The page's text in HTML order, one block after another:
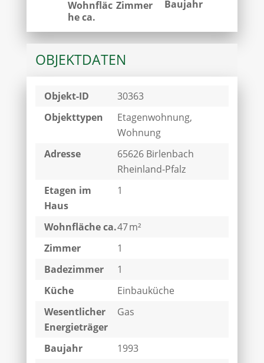
Wohnfläc
he ca.
Zimmer
Baujahr
OBJEKTDATEN
Objekt-ID
30363
Objekttypen
Etagenwohnung,
Wohnung
Adresse
65626 Birlenbach
Rheinland-Pfalz
Etagen im
Haus
1
Wohnfläche ca.47 m²
Zimmer
1
Badezimmer
1
Küche
Einbauküche
Wesentlicher
Energieträger
Gas
Baujahr
1993